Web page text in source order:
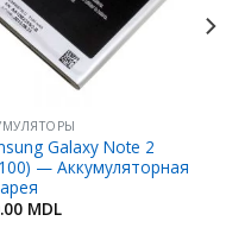
Galaxy Note 2
— Аккумуляторная
MDL